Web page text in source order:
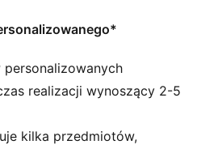
zewnętrznym boku
realizacji wynoszący 2-5
kilka przedmiotów,